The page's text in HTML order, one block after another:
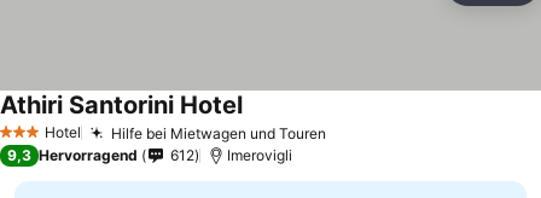
3 SterneHotel Hilfe bei Mietwagen und Touren
Athiri Santorini Hotel
9,3 Hervorragend 612 Imerovigli